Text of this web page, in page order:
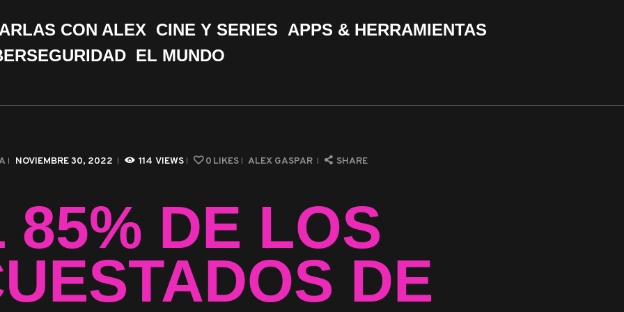
CON ALEX CINE Y SERIES
APPS & HERRAMIENTAS
EL MUNDO
NOVIEMBRE 30, 2022 114 VIEWS 0 LIKES ALEX GASPAR SHARE
85% DE LOS
DE
CHARLAS CON ALEX
CINE Y SERIES
CIBERSEGURIDAD